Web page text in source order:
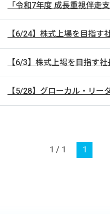
「令和7年度 成長重視伴走
【6/24】株式上場を目指す
【6/3】株式上場を目指す
【5/28】グローカル・リー
1 / 1 1